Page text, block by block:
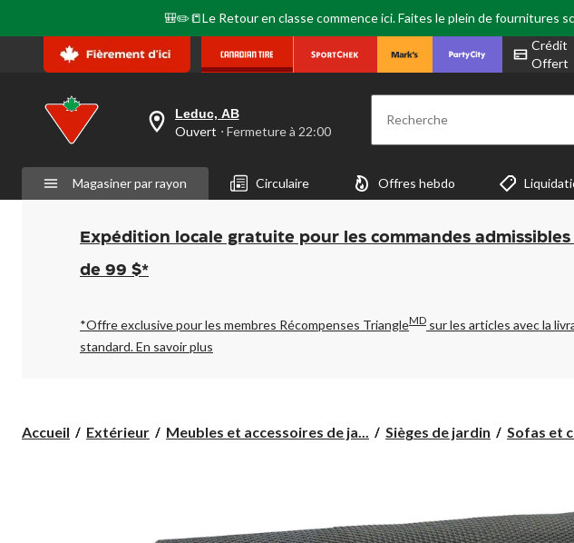
🎒✏️📒Le Retour en classe commence ici. Faites le plein de fournitures
Crédit
Offert
votre
est
Leduc,
AB,
Ouvert,
Fermeture
à
pour
changer
Leduc, AB
Ouvert ⋅ Fermeture à 22:00 Recherche
Magasiner par rayon Circulaire Offres hebdo
Expédition locale gratuite pour les commandes admissibles
de 99 $*
*Offre exclusive pour les membres Récompenses TriangleMD sur les articles avec la
standard.En savoir plus
Accueil Extérieur Meubles et accessoires de ja... Sièges de jardin Sofas et